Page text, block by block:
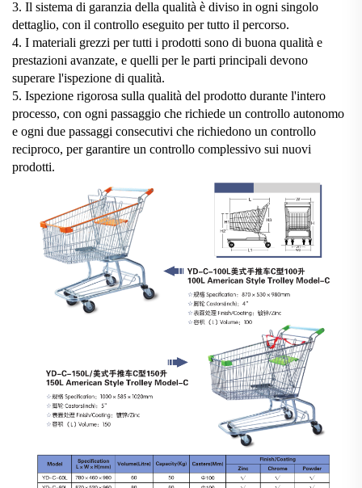
3. Il sistema di garanzia della qualità è diviso in ogni singolo
dettaglio, con il controllo eseguito per tutto il percorso.
4. I materiali grezzi per tutti i prodotti sono di buona qualità e
prestazioni avanzate, e quelli per le parti principali devono
superare l'ispezione di qualità.
5. Ispezione rigorosa sulla qualità del prodotto durante l'intero
processo, con ogni passaggio che richiede un controllo autonomo
e ogni due passaggi consecutivi che richiedono un controllo
reciproco, per garantire un controllo complessivo sui nuovi
prodotti.